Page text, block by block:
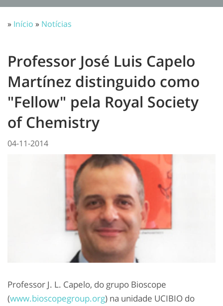
» Início » Notícias
Professor José Luis Capelo
Martínez distinguido como
"Fellow" pela Royal Society
of Chemistry
04-11-2014
Professor J. L. Capelo, do grupo Bioscope
(www.bioscopegroup.org) na unidade UCIBIO do